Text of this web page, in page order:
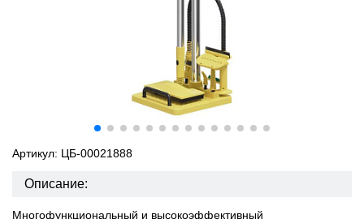
Артикул: ЦБ-00021888
Описание:
Многофункциональный и высокоэффективный